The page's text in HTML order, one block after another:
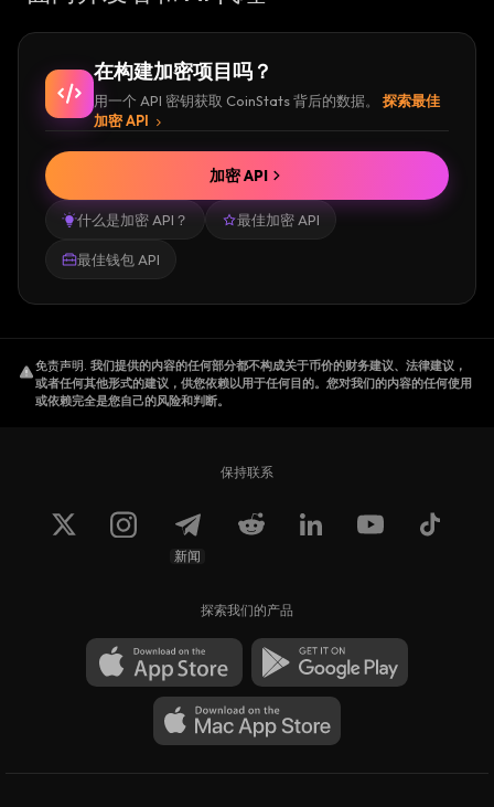
在构建加密项目吗？
用一个 API 密钥获取 CoinStats 背后的数据。
探索最佳
加密 API
什么是加密 API？ 最佳加密 API
最佳钱包 API
加密 API
免责声明. 我们提供的内容的任何部分都不构成关于币价的财务建议、法律建议，
或者任何其他形式的建议，供您依赖以用于任何目的。您对我们的内容的任何使用
或依赖完全是您自己的风险和判断。
保持联系
新闻
探索我们的产品